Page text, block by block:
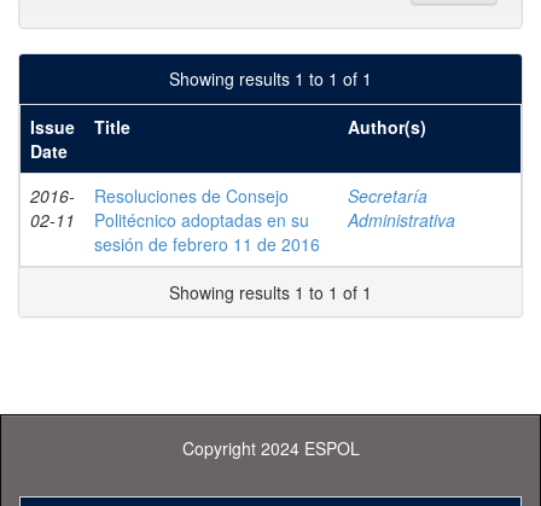
Showing results 1 to 1 of 1
Issue
Date
Title Author(s)
2016-
02-11
Resoluciones de Consejo
Politécnico adoptadas en su
sesión de febrero 11 de 2016
Secretaría
Administrativa
Showing results 1 to 1 of 1
Copyright 2024 ESPOL